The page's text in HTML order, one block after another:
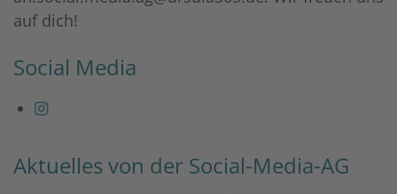
auf dich!
Social Media
Aktuelles von der Social-Media-AG